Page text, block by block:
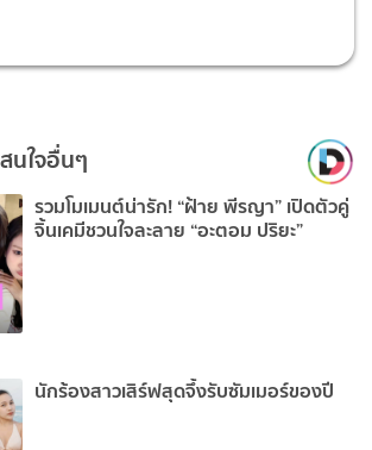
นใจอื่นๆ
รวมโมเมนต์น่ารัก! “ฝ้าย พีรญา” เปิดตัวคู่
จิ้นเคมีชวนใจละลาย “อะตอม ปริยะ”
นักร้องสาวเสิร์ฟสุดจึ้งรับซัมเมอร์ของปี